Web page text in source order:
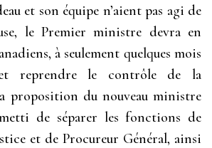
et son équipe n’aient pas agi de
le Premier ministre devra en
à seulement quelques mois
reprendre le contrôle de la
proposition du nouveau ministre
de séparer les fonctions de
et de Procureur Général, ainsi